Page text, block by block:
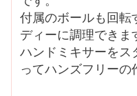
付属のボールも回転
ディーに調理できま
ハンドミキサーをス
ってハンズフリーの